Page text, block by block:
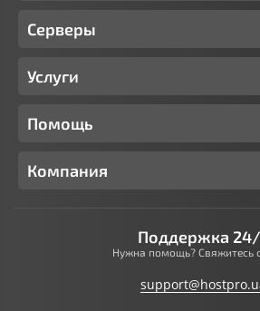
Серверы
Услуги
Помощь
Компания
Поддержка
Нужна помощь? Свяжитесь